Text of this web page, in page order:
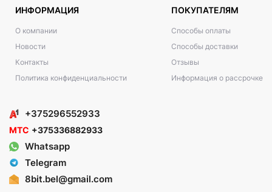
ИНФОРМАЦИЯ
О компании
Новости
Контакты
Политика конфиденциальности
ПОКУПАТЕЛЯМ
Способы оплаты
Способы доставки
Отзывы
Информация о рассрочке
+375296552933
МТС +375336882933
Whatsapp
Telegram
8bit.bel@gmail.com